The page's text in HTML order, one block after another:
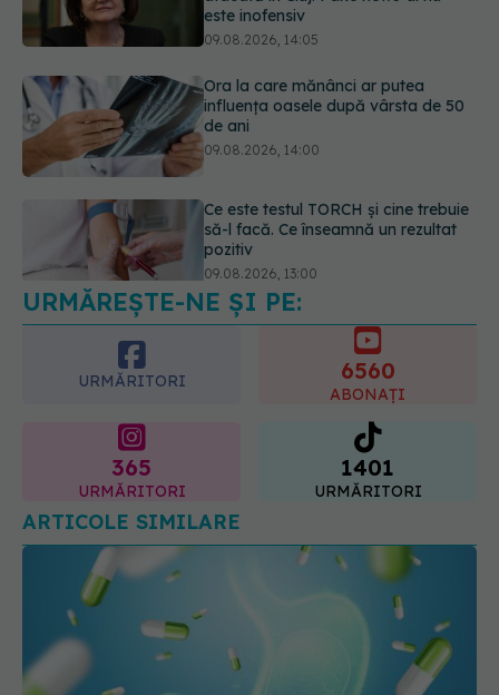
de ani
09.08.2026, 14:00
Ce este testul TORCH și cine trebuie
să-l facă. Ce înseamnă un rezultat
pozitiv
Adevărul despre diabetul de tip 2:
ce greșeli fac majoritatea oamenilor.
5 mituri demontate de medici
09.08.2026, 15:00
URMĂREȘTE-NE ȘI PE:
URMĂRITORI
365 1401
URMĂRITORI
ARTICOLE SIMILARE